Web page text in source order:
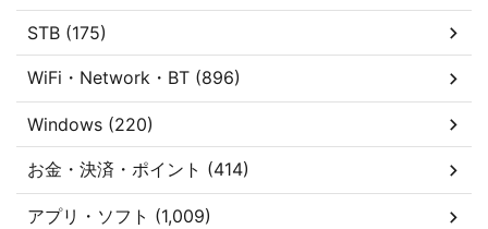
STB (175)
WiFi・Network・BT (896)
Windows (220)
お金・決済・ポイント (414)
アプリ・ソフト (1,009)